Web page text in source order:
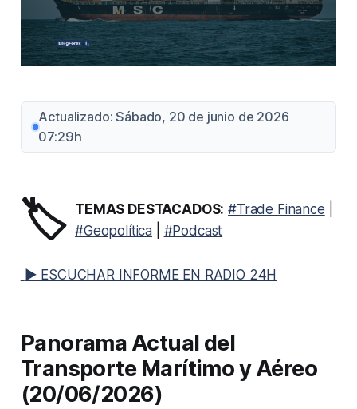
Actualizado: Sábado, 20 de junio de 2026
07:29h
🏷️ TEMAS DESTACADOS: #Trade Finance
#Geopolítica
#Podcast
▶ ESCUCHAR INFORME EN RADIO 24H
Panorama Actual del
Transporte Marítimo y Aéreo
(20/06/2026)